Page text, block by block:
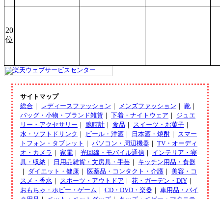
20
位
サイトマップ
総合 ｜ レディースファッション ｜ メンズファッション ｜ 靴 ｜
バッグ・小物・ブランド雑貨 ｜ 下着・ナイトウェア ｜ ジュエ
リー・アクセサリー ｜ 腕時計 ｜ 食品 ｜ スイーツ・お菓子 ｜
水・ソフトドリンク ｜ ビール・洋酒 ｜ 日本酒・焼酎 ｜ スマー
トフォン・タブレット
｜ パソコン・周辺機器 ｜ TV・オーディ
オ・カメラ ｜ 家電 ｜ 光回線・モバイル通信 ｜ インテリア・寝
具・収納 ｜ 日用品雑貨・文房具・手芸 ｜ キッチン用品・食器
｜ ダイエット・健康 ｜ 医薬品・コンタクト・介護 ｜ 美容・コ
スメ・香水 ｜ スポーツ・アウトドア ｜ 花・ガーデン・DIY ｜
おもちゃ・ホビー・ゲーム ｜ CD・DVD・楽器 ｜ 車用品・バイ